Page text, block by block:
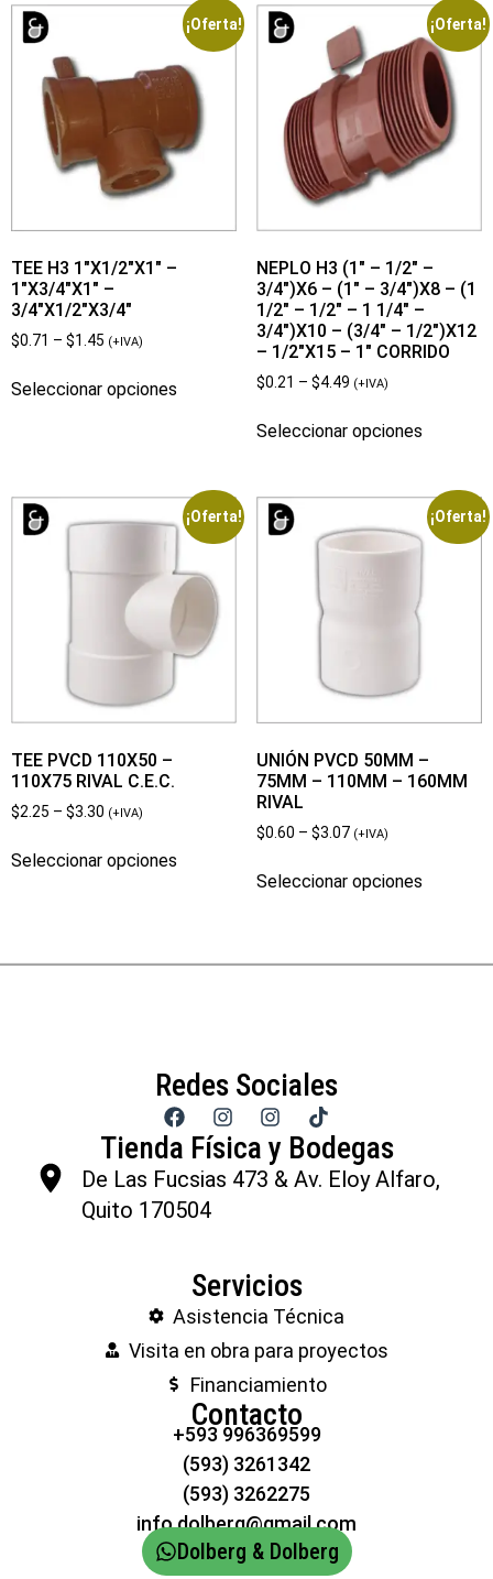
¡Oferta!
TEE H3 1″X1/2″X1″ –
1″X3/4″X1″ –
3/4″X1/2″X3/4″
$0.71 – $1.45 (+IVA)
Seleccionar opciones
¡Oferta!
NEPLO H3 (1″ – 1/2″ –
3/4″)X6 – (1″ – 3/4″)X8 – (1
1/2″ – 1/2″ – 1 1/4″ –
3/4″)X10 – (3/4″ – 1/2″)X12
– 1/2″X15 – 1″ CORRIDO
$0.21 – $4.49 (+IVA)
Seleccionar opciones
¡Oferta!
TEE PVCD 110X50 –
110X75 RIVAL C.E.C.
$2.25 – $3.30 (+IVA)
Seleccionar opciones
¡Oferta!
UNIÓN PVCD 50MM –
75MM – 110MM – 160MM
RIVAL
$0.60 – $3.07 (+IVA)
Seleccionar opciones
Redes Sociales
Tienda Física y Bodegas
De Las Fucsias 473 & Av. Eloy Alfaro,
Quito 170504
Servicios
Asistencia Técnica
Visita en obra para proyectos
Financiamiento
Contacto
+593 996369599
(593) 3261342
(593) 3262275
info.dolberg@gmail.com
Dolberg & Dolberg